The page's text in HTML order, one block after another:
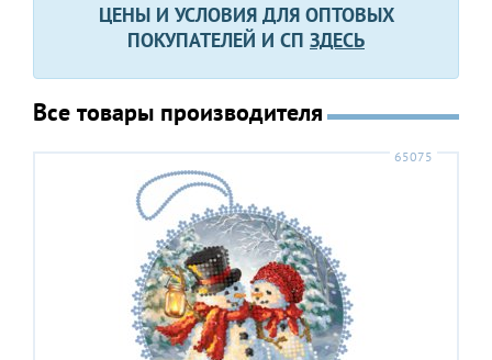
ЦЕНЫ И УСЛОВИЯ ДЛЯ ОПТОВЫХ
ПОКУПАТЕЛЕЙ И СП ЗДЕСЬ
Все товары производителя
65075